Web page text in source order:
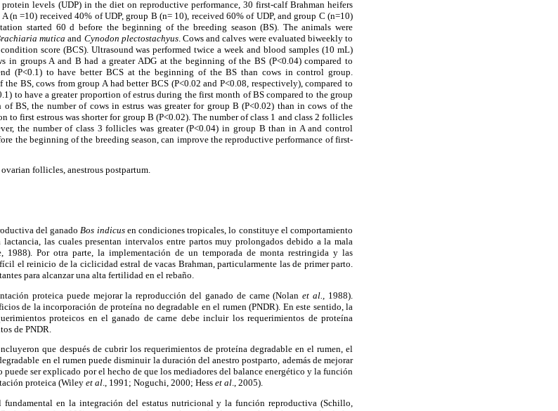
levels (UDP) in the diet on reproductive performance, 30 first-calf Brahman heifers
(n =10) received 40% of UDP, group B (n= 10), received 60% of UDP, and group C (n=10)
started 60 d before the beginning of the breeding season (BS). The animals were
mutica and Cynodon plectostachyus. Cows and calves were evaluated biweekly to
score (BCS). Ultrasound was performed twice a week and blood samples (10 mL)
in groups A and B had a greater ADG at the beginning of the BS (P<0.04) compared to
(P<0.1) to have better BCS at the beginning of the BS than cows in control group.
BS, cows from group A had better BCS (P<0.02 and P<0.08, respectively), compared to
to have a greater proportion of estrus during the first month of BS compared to the group
BS, the number of cows in estrus was greater for group B (P<0.02) than in cows of the
first estrous was shorter for group B (P<0.02). The number of class 1 and class 2 follicles
the number of class 3 follicles was greater (P<0.04) in group B than in A and control
the beginning of the breeding season, can improve the reproductive performance of first-
follicles, anestrous postpartum.
del ganadoBos indicusen condiciones tropicales, lo constituye el comportamiento
las cuales presentan intervalos entre partos muy prolongados debido a la mala
1988). Por otra parte, la implementación de un temporada de monta restringida y las
el reinicio de la ciclicidad estral de vacas Brahman, particularmente las de primer parto.
para alcanzar una alta fertilidad en el rebaño.
proteica puede mejorar la reproducción del ganado de carne (Nolanet al., 1988).
de la incorporación de proteína no degradable en el rumen (PNDR). En este sentido, la
proteicos en el ganado de carne debe incluir los requerimientos de proteína
de PNDR.
que después de cubrir los requerimientos de proteína degradable en el rumen, el
en el rumen puede disminuir la duración del anestro postparto, además de mejorar
puede ser explicado por el hecho de que los mediadores del balance energético y la función
proteica (Wiley et al., 1991; Noguchi, 2000; Hess et al., 2005).
en la integración del estatus nutricional y la función reproductiva (Schillo,